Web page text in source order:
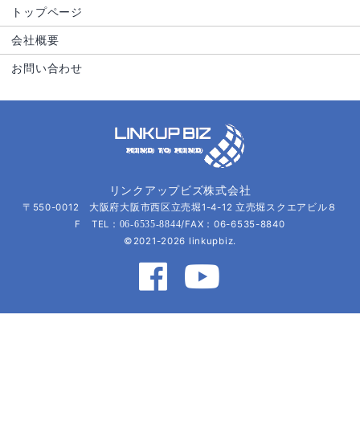
トップページ
会社概要
お問い合わせ
リンクアップビズ株式会社
〒550-0012 大阪府大阪市西区立売堀1-4-12 立売堀スクエアビル８
F TEL： 06-6535-8844/FAX：06-6535-8840
©2021-2026 linkupbiz.